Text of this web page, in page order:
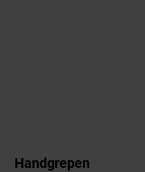
Handgrepen